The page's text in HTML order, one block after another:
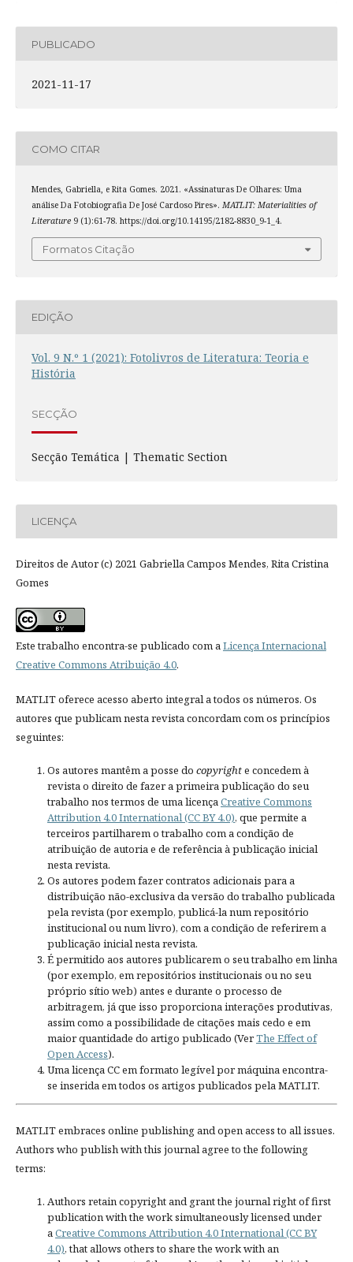
PUBLICADO
2021-11-17
COMO CITAR
Mendes, Gabriella, e Rita Gomes. 2021. «Assinaturas De Olhares: Uma
análise Da Fotobiografia De José Cardoso Pires». MATLIT: Materialities of
Literature9 (1):61-78. https://doi.org/10.14195/2182-8830_9-1_4.
Formatos Citação
EDIÇÃO
Vol. 9 N.º 1 (2021): Fotolivros de Literatura: Teoria e
História
SECÇÃO
Secção Temática | Thematic Section
LICENÇA
Direitos de Autor (c) 2021 Gabriella Campos Mendes, Rita Cristina
Gomes
Este trabalho encontra-se publicado com aLicença Internacional
Creative Commons Atribuição 4.0.
MATLIT oferece acesso aberto integral a todos os números. Os
autores que publicam nesta revista concordam com os princípios
seguintes:
Os autores mantêm a posse do copyrighte concedem à
revista o direito de fazer a primeira publicação do seu
trabalho nos termos de uma licençaCreative Commons
Attribution 4.0 International (CC BY 4.0), que permite a
terceiros partilharem o trabalho com a condição de
atribuição de autoria e de referência à publicação inicial
nesta revista.
Os autores podem fazer contratos adicionais para a
distribuição não-exclusiva da versão do trabalho publicada
pela revista (por exemplo, publicá-la num repositório
institucional ou num livro), com a condição de referirem a
publicação inicial nesta revista.
É permitido aos autores publicarem o seu trabalho em linha
(por exemplo, em repositórios institucionais ou no seu
próprio sítio web) antes e durante o processo de
arbitragem, já que isso proporciona interações produtivas,
assim como a possibilidade de citações mais cedo e em
maior quantidade do artigo publicado (VerThe Effect of
Open Access).
Uma licença CC em formato legível por máquina encontra-
se inserida em todos os artigos publicados pela MATLIT.
MATLIT embraces online publishing and open access to all issues.
Authors who publish with this journal agree to the following
terms:
Authors retain copyright and grant the journal right of first
publication with the work simultaneously licensed under
aCreative Commons Attribution 4.0 International (CC BY
4.0), that allows others to share the work with an